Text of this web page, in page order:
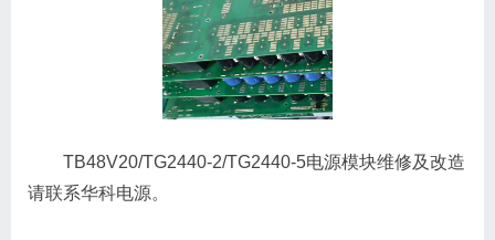
TB48V20/TG2440-2/TG2440-5电源模块维修及改造
请联系华科电源。